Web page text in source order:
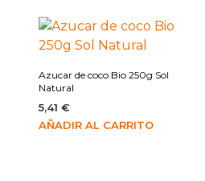
Azucar de coco Bio 250g Sol
Natural
5,41€
AÑADIR AL CARRITO